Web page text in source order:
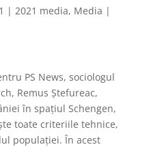
| 2021 media, Media |
PS News, sociologul
Remus Ștefureac,
în spațiul Schengen,
toate criteriile tehnice,
populației. În acest